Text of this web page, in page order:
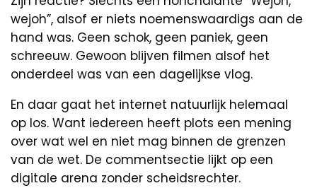
wejoh”, alsof er niets noemenswaardigs aan de
hand was. Geen schok, geen paniek, geen
schreeuw. Gewoon blijven filmen alsof het
onderdeel was van een dagelijkse vlog.
En daar gaat het internet natuurlijk helemaal
op los. Want iedereen heeft plots een mening
over wat wel en niet mag binnen de grenzen
van de wet. De commentsectie lijkt op een
digitale arena zonder scheidsrechter.